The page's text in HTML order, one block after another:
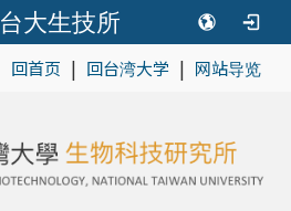
台大生技所
回首页 | 回台湾大学 | 网站导览